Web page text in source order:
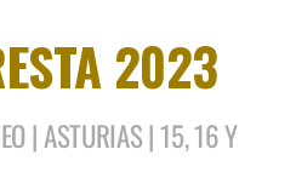
2023
| ASTURIAS | 15, 16 Y